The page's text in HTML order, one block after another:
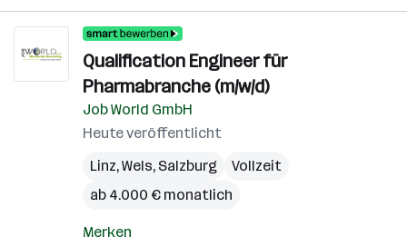
Qualification Engineer für
Pharmabranche (m/w/d)
Job World GmbH
Heute veröffentlicht
Linz,Wels, Salzburg
Vollzeit
ab 4.000 € monatlich
Merken